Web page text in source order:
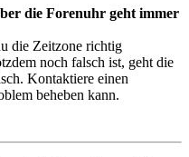
die Forenuhr geht immer
die Zeitzone richtig
noch falsch ist, geht die
Kontaktiere einen
beheben kann.